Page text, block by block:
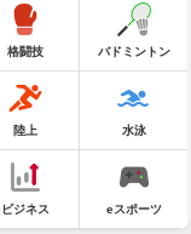
格闘技 バドミントン
陸上 水泳
ビジネス eスポーツ